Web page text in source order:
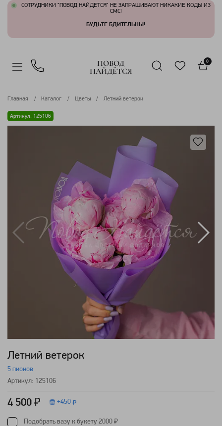
СОТРУДНИКИ "ПОВОД НАЙДЕТСЯ" НЕ ЗАПРАШИВАЮТ НИКАКИЕ КОДЫ ИЗ
СМС!
БУДЬТЕ БДИТЕЛЬНЫ!
ПОВОД
НАЙДЁТСЯ
0
Главная Каталог Цветы Летний ветерок
Артикул: 125106
Летний ветерок
5 пионов
Артикул: 125106
4 500 ₽ +450
Подобрать вазу к букету 2000 ₽